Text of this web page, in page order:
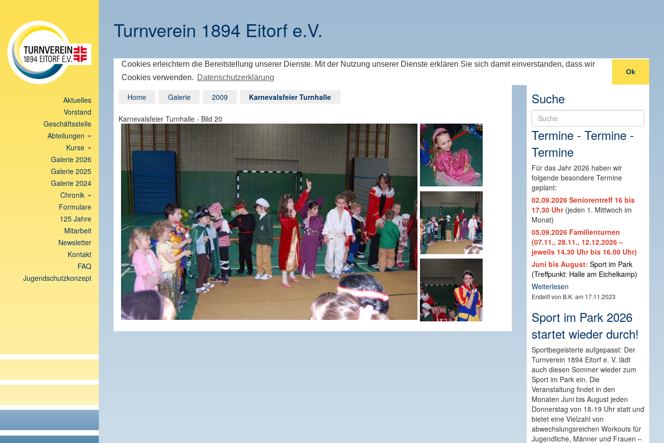
Aktuelles
Vorstand
Geschäftsstelle
Abteilungen
Kurse
Galerie 2026
Galerie 2025
Galerie 2024
Chronik
Formulare
125 Jahre
Mitarbeit
Newsletter
Kontakt
FAQ
Jugendschutzkonzept
Turnverein 1894 Eitorf e.V.
Cookies erleichtern die Bereitstellung unserer Dienste. Mit der Nutzung unserer Dienste erklären Sie sich damit einverstanden, dass wir
Cookies verwenden. Datenschutzerklärung
Ok
Home Galerie 2009 Karnevalsfeier Turnhalle
Karnevalsfeier Turnhalle - Bild 20
Suche
Termine - Termine -
Termine
Für das Jahr 2026 haben wir
folgende besondere Termine
geplant:
02.09.2026 Seniorentreff 16 bis
17.30 Uhr (jeden 1. Mittwoch im
Monat)
05.09.2026 Familienturnen
(07.11., 28.11., 12.12.2026 –
jeweils 14.30 Uhr bis 16.00 Uhr)
Juni bis August: Sport im Park
(Treffpunkt: Halle am Eichelkamp)
Weiterlesen
Erstellt von B.K. am 17.11.2023
Sport im Park 2026
startet wieder durch!
Sportbegeisterte aufgepasst: Der
Turnverein 1894 Eitorf e. V. lädt
auch diesen Sommer wieder zum
Sport im Park ein. Die
Veranstaltung findet in den
Monaten Juni bis August jeden
Donnerstag von 18-19 Uhr statt und
bietet eine Vielzahl von
abwechslungsreichen Workouts für
Jugendliche, Männer und Frauen –